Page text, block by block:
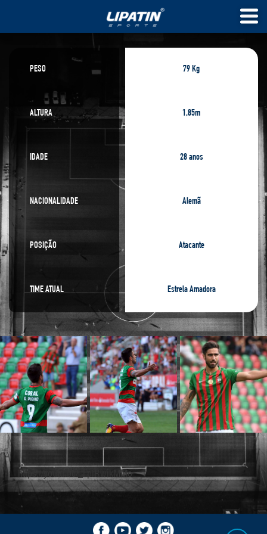
PESO 79 Kg
ALTURA 1,85m
IDADE 28 anos
NACIONALIDADE Alemã
POSIÇÃO Atacante
TIME ATUAL Estrela Amadora
https://youtu.be/_FplRwikMMo